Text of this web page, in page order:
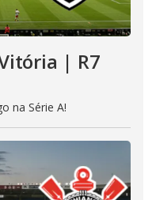
| R7
na Série A!